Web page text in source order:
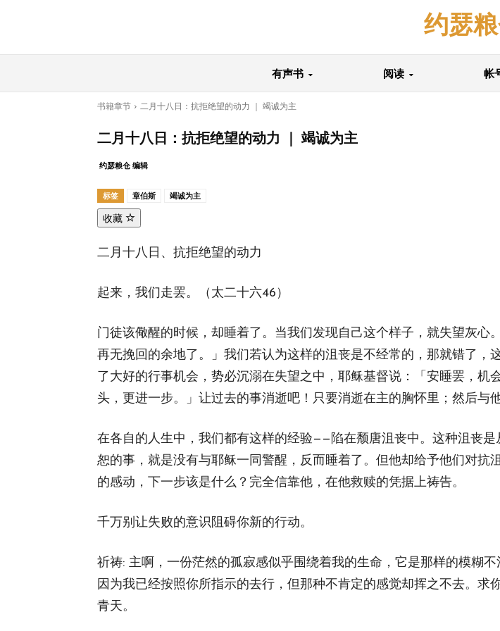
约瑟
有声书 阅读 帐
书籍章节 二月十八日：抗拒绝望的动力 ｜ 竭诚为主
二月十八日：抗拒绝望的动力 ｜ 竭诚为主
约瑟粮仓 编辑
标签 章伯斯 竭诚为主
收藏
二月十八日、抗拒绝望的动力
起来，我们走罢。（太二十六46）
门徒该儆醒的时候，却睡着了。当我们发现自己这个样子，就失望灰心
再无挽回的余地了。」我们若认为这样的沮丧是不经常的，那就错了，
了大好的行事机会，势必沉溺在失望之中，耶稣基督说：「安睡罢，
头，更进一步。」让过去的事消逝吧！只要消逝在主的胸怀里；然后与
在各自的人生中，我们都有这样的经验——陷在颓唐沮丧中。这种沮丧
恕的事，就是没有与耶稣一同警醒，反而睡着了。但他却给予他们对
的感动，下一步该是什么？完全信靠他，在他救赎的凭据上祷告。
千万别让失败的意识阻碍你新的行动。
祈祷: 主啊，一份茫然的孤寂感似乎围绕着我的生命，它是那样的模糊
因为我已经按照你所指示的去行，但那种不肯定的感觉却挥之不去。求
青天。